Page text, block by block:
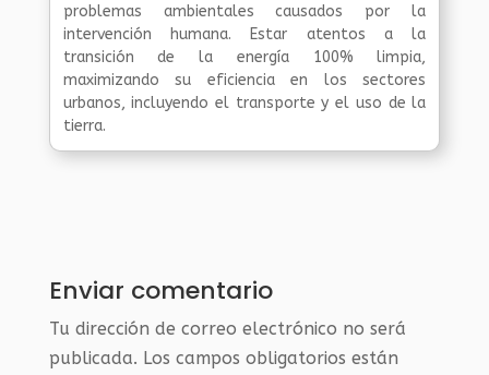
problemas ambientales causados por la
intervención humana. Estar atentos a la
transición de la energía 100% limpia,
maximizando su eficiencia en los sectores
urbanos, incluyendo el transporte y el uso de la
tierra.
Enviar comentario
Tu dirección de correo electrónico no será
publicada. Los campos obligatorios están